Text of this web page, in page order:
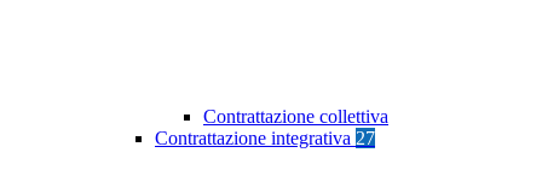
Contrattazione collettiva
Contrattazione integrativa 27